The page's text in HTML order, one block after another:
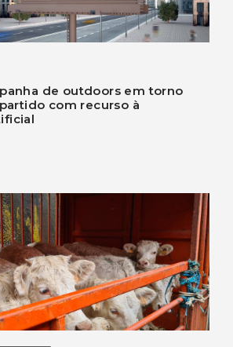
de outdoors em torno
com recurso à